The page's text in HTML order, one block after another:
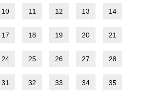
10 11 12 13 14
17 18 19 20 21
24 25 26 27 28
31 32 33 34 35